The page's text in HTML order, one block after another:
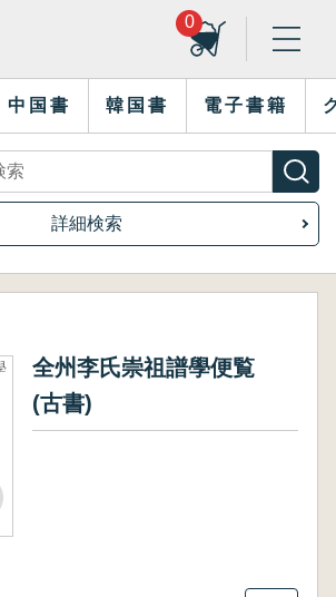
0
中国書 韓国書 電子書籍
詳細検索
全州李氏崇祖譜學便覧
(古書)